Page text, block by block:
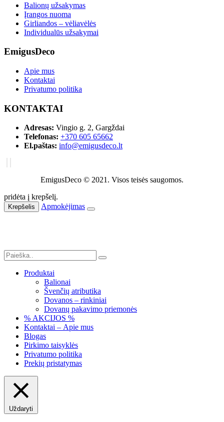
Balionų užsakymas
Įrangos nuoma
Girliandos – vėliavėlės
Individualūs užsakymai
EmigusDeco
Apie mus
Kontaktai
Privatumo politika
KONTAKTAI
Adresas: Vingio g. 2, Gargždai
Telefonas: +370 605 65662
El.paštas: info@emigusdeco.lt
EmigusDeco © 2021. Visos teisės saugomos.
pridėta į krepšelį.
Krepšelis Apmokėjimas
Produktai
Balionai
Švenčių atributika
Dovanos – rinkiniai
Dovanų pakavimo priemonės
% AKCIJOS %
Kontaktai – Apie mus
Blogas
Pirkimo taisyklės
Privatumo politika
Prekių pristatymas
Uždaryti